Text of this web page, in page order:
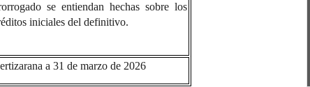
se entiendan hechas sobre los
iniciales del definitivo.
a 31 de marzo de 2026